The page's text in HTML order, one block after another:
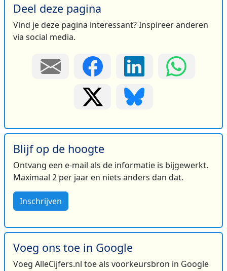
Deel deze pagina
Vind je deze pagina interessant? Inspireer anderen
via social media.
Blijf op de hoogte
Ontvang een e-mail als de informatie is bijgewerkt.
Maximaal 2 per jaar en niets anders dan dat.
Inschrijven
Voeg ons toe in Google
Voeg AlleCijfers.nl toe als voorkeursbron in Google